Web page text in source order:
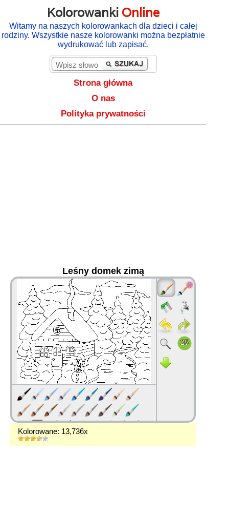
Kolorowanki Online
Witamy na naszych kolorowankach dla dzieci i całej
rodziny. Wszystkie nasze kolorowanki można bezpłatnie
wydrukować lub zapisać.
Strona główna
O nas
Polityka prywatności
Leśny domek zimą
Kolorowane: 13,736x